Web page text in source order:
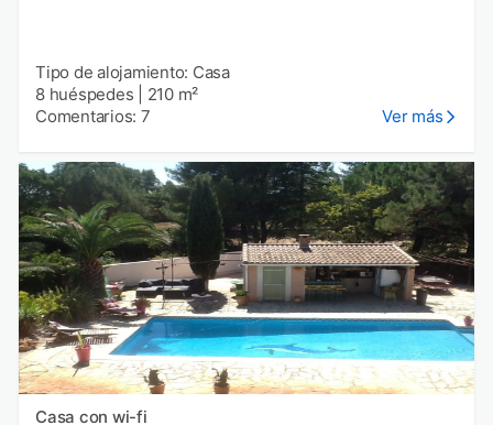
Tipo de alojamiento: Casa
8 huéspedes
210 m²
Comentarios: 7
Ver más
Casa con wi-fi